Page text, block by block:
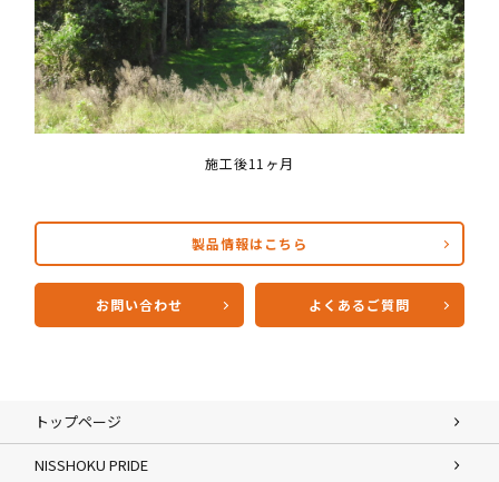
施工後11ヶ月
製品情報はこちら
お問い合わせ よくあるご質問
トップページ
NISSHOKU PRIDE